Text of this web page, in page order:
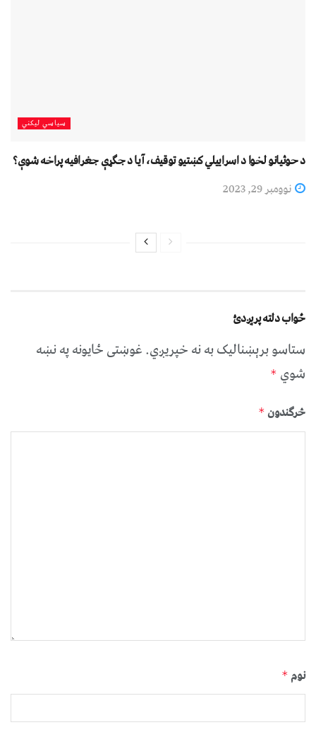
سیاسي لیکني
د حوثیانو لخوا د اسراییلي کښتیو توقیف، آیا د جګړې جغرافیه پراخه شوې؟
نوومبر 29, 2023
ځواب دلته پرېږدئ
ستاسو برېښناليک به نه خپريږي.غوښتى ځایونه په نښه
شوي *
څرگندون *
نوم *